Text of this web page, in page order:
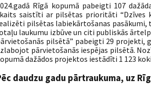
Rīgā kopumā pabeigti 107
saistīti ar pilsētas prioritāti “Dzīves
pilsētas labiekārtošanas pasākumi,
laukumu izbūve un citi publiskās
pilsētā” pabeigti 29 projekti,
pārvietošanās iespējas pilsētā.
dažādos projektos iestādīti 1 123
daudzu gadu pārtraukuma, uz